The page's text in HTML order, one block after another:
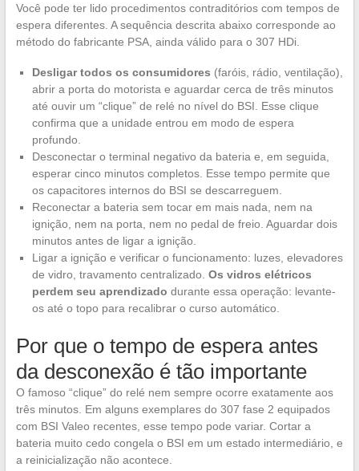
Você pode ter lido procedimentos contraditórios com tempos de
espera diferentes. A sequência descrita abaixo corresponde ao
método do fabricante PSA, ainda válido para o 307 HDi.
Desligar todos os consumidores (faróis, rádio, ventilação),
abrir a porta do motorista e aguardar cerca de três minutos
até ouvir um “clique” de relé no nível do BSI. Esse clique
confirma que a unidade entrou em modo de espera
profundo.
Desconectar o terminal negativo da bateria e, em seguida,
esperar cinco minutos completos. Esse tempo permite que
os capacitores internos do BSI se descarreguem.
Reconectar a bateria sem tocar em mais nada, nem na
ignição, nem na porta, nem no pedal de freio. Aguardar dois
minutos antes de ligar a ignição.
Ligar a ignição e verificar o funcionamento: luzes, elevadores
de vidro, travamento centralizado. Os vidros elétricos
perdem seu aprendizado durante essa operação: levante-
os até o topo para recalibrar o curso automático.
Por que o tempo de espera antes
da desconexão é tão importante
O famoso “clique” do relé nem sempre ocorre exatamente aos
três minutos. Em alguns exemplares do 307 fase 2 equipados
com BSI Valeo recentes, esse tempo pode variar. Cortar a
bateria muito cedo congela o BSI em um estado intermediário, e
a reinicialização não acontece.